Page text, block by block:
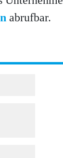
abrufbar.